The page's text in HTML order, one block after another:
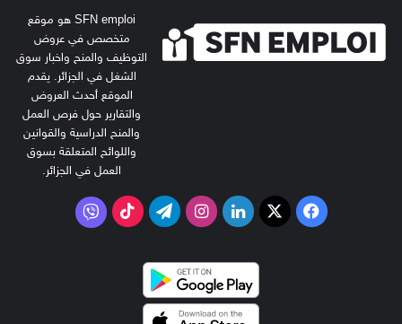
SFN emploi هو موقع
متخصص في عروض
التوظيف والمنح واخبار سوق
الشغل في الجزائر. يقدم
الموقع أحدث العروض
والتقارير حول فرص العمل
والمنح الدراسية والقوانين
واللوائح المتعلقة بسوق
العمل في الجزائر.
فيسبوك
‫X لينكدإنانستقرامتيلقرام‫TikTokفايبر